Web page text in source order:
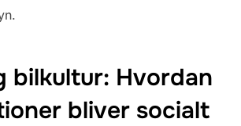
bilkultur: Hvordan
bliver socialt